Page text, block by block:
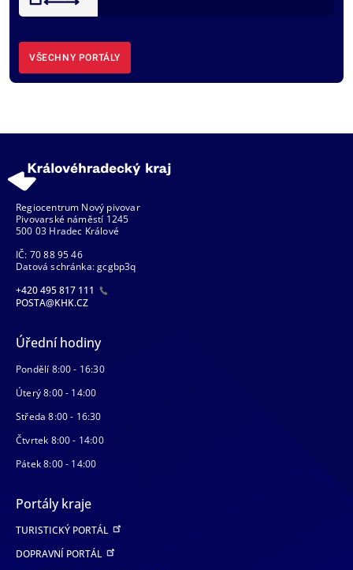
VŠECHNY PORTÁLY
Regiocentrum Nový pivovar
Pivovarské náměstí 1245
500 03 Hradec Králové
IČ: 70 88 95 46
Datová schránka: gcgbp3q
+420 495 817 111
POSTA@KHK.CZ
Úřední hodiny
Pondělí 8:00 - 16:30
Úterý 8:00 - 14:00
Středa 8:00 - 16:30
Čtvrtek 8:00 - 14:00
Pátek 8:00 - 14:00
Portály kraje
TURISTICKÝ PORTÁL
DOPRAVNÍ PORTÁL